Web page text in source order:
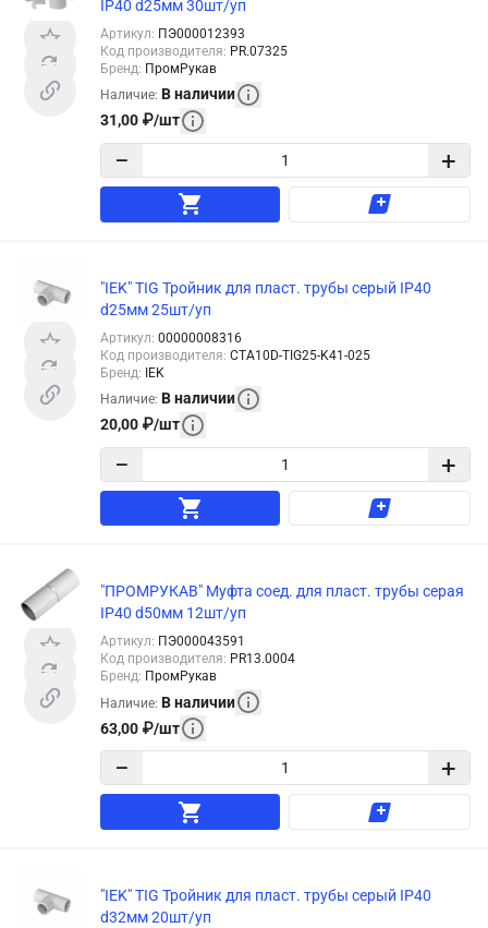
IP40 d25мм 30шт/уп
Артикул: ПЭ000012393
Код производителя: PR.07325
Бренд: ПромРукав
Наличие: В наличии
31,00 ₽/шт
− +
"IEK" TIG Тройник для пласт. трубы серый IP40
d25мм 25шт/уп
Артикул: 00000008316
Код производителя: CTA10D-TIG25-K41-025
Бренд: IEK
Наличие: В наличии
20,00 ₽/шт
− +
"ПРОМРУКАВ" Муфта соед. для пласт. трубы серая
IP40 d50мм 12шт/уп
Артикул: ПЭ000043591
Код производителя: PR13.0004
Бренд: ПромРукав
Наличие: В наличии
63,00 ₽/шт
− +
"IEK" TIG Тройник для пласт. трубы серый IP40
d32мм 20шт/уп